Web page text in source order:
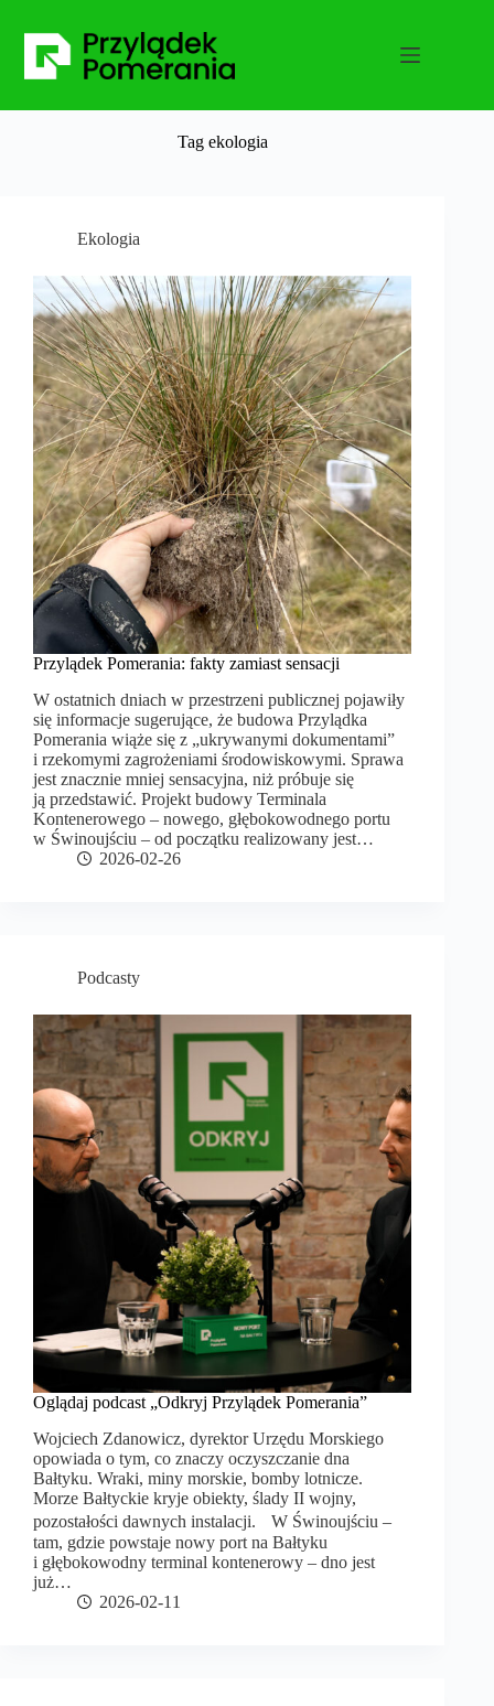
Tagekologia
Ekologia
Przylądek Pomerania: fakty zamiast sensacji
W ostatnich dniach w przestrzeni publicznej pojawiły
się informacje sugerujące, że budowa Przylądka
Pomerania wiąże się z „ukrywanymi dokumentami”
i rzekomymi zagrożeniami środowiskowymi. Sprawa
jest znacznie mniej sensacyjna, niż próbuje się
ją przedstawić. Projekt budowy Terminala
Kontenerowego – nowego, głębokowodnego portu
w Świnoujściu – od początku realizowany jest…
2026-02-26
Podcasty
Oglądaj podcast „Odkryj Przylądek Pomerania”
Wojciech Zdanowicz, dyrektor Urzędu Morskiego
opowiada o tym, co znaczy oczyszczanie dna
Bałtyku. Wraki, miny morskie, bomby lotnicze.
Morze Bałtyckie kryje obiekty, ślady II wojny,
pozostałości dawnych instalacji. W Świnoujściu –
tam, gdzie powstaje nowy port na Bałtyku
i głębokowodny terminal kontenerowy – dno jest
już…
2026-02-11